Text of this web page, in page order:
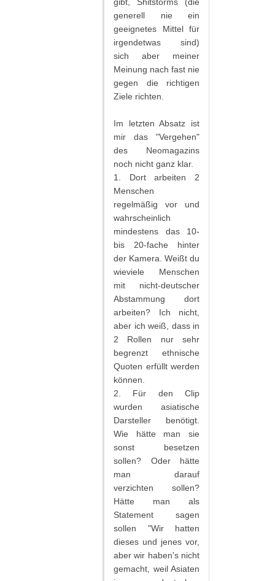
generell nie ein
geeignetes Mittel für
irgendetwas sind)
sich aber meiner
Meinung nach fast nie
gegen die richtigen
Ziele richten.
Im letzten Absatz ist
mir das "Vergehen"
des Neomagazins
noch nicht ganz klar.
1. Dort arbeiten 2
Menschen
regelmäßig vor und
wahrscheinlich
mindestens das 10-
bis 20-fache hinter
der Kamera. Weißt du
wieviele Menschen
mit nicht-deutscher
Abstammung dort
arbeiten? Ich nicht,
aber ich weiß, dass in
2 Rollen nur sehr
begrenzt ethnische
Quoten erfüllt werden
können.
2. Für den Clip
wurden asiatische
Darsteller benötigt.
Wie hätte man sie
sonst besetzen
sollen? Oder hätte
man darauf
verzichten sollen?
Hätte man als
Statement sagen
sollen "Wir hatten
dieses und jenes vor,
aber wir haben's nicht
gemacht, weil Asiaten